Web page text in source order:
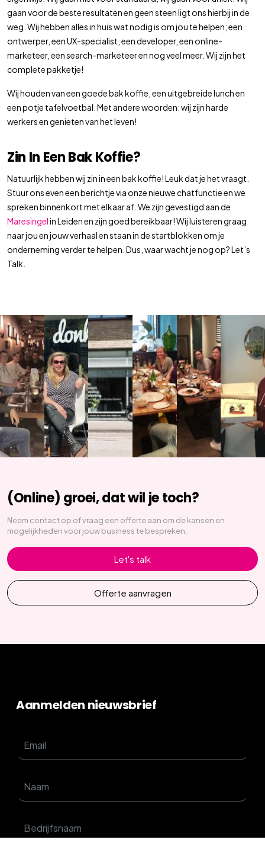
gaan voor de beste resultaten en geen steen ligt ons hierbij in de
weg. Wij hebben alles in huis wat nodig is om jou te helpen; een
ontwerper, een UX-specialist, een developer, een online-
marketeer, een search-marketeer en nog veel meer. Wij zijn het
complete pakketje!
Wij houden van een goede bak koffie, een uitgebreide lunch en
een potje tafelvoetbal. Met andere woorden: wij zijn harde
werkers en genieten van het leven!
Zin In Een Bak Koffie?
Natuurlijk hebben wij zin in een bak koffie! Leuk dat je het vraagt.
Stuur ons even een berichtje via onze nieuwe chatfunctie en we
spreken binnenkort met elkaar af. We zijn gevestigd aan de
Maresingelin Leiden en zijn goed bereikbaar! Wij luisteren graag
naar jou en jouw verhaal en staan in de startblokken om je
onderneming verder te helpen. Dus, waar wacht je nog op? Let’s
Talk.
(Online) groei, dat wil je toch?
Neem contact op of vraag een offerte aan om de kansen en
mogelijkheden voor jouw business te bespreken.
Let's talk
Offerte aanvragen
Aanmelden nieuwsbrief